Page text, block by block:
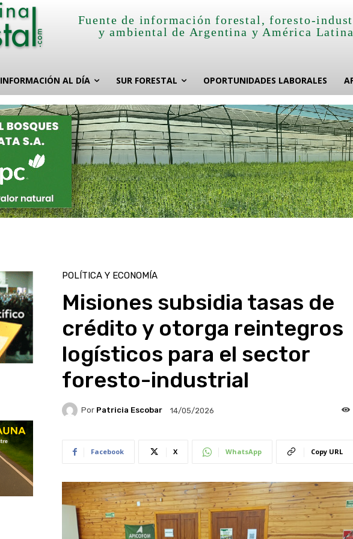
Fuente de información forestal, foresto-
y ambiental de Argentina y América
INFORMACIÓN AL DÍA SUR FORESTAL OPORTUNIDADES LABORALES
POLÍTICA Y ECONOMÍA
Misiones subsidia tasas de
crédito y otorga reintegros
logísticos para el sector
foresto-industrial
Por Patricia Escobar 14/05/2026
Facebook X WhatsApp Copy URL